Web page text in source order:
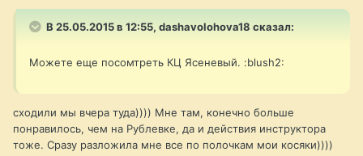
В 25.05.2015 в 12:55, dashavolohova18 сказал:
Можете еще посомтреть КЦ Ясеневый. :blush2:
сходили мы вчера туда)))) Мне там, конечно больше
понравилось, чем на Рублевке, да и действия инструктора
тоже. Сразу разложила мне все по полочкам мои косяки))))